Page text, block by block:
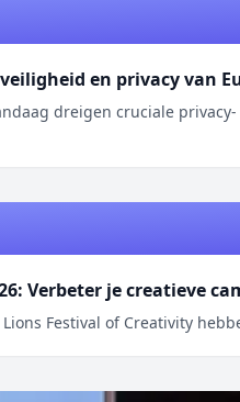
veiligheid en privacy van
dreigen cruciale
Verbeter je creatieve
Festival of Creativity